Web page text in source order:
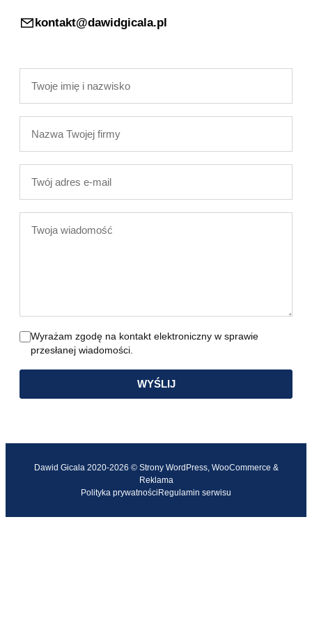
kontakt@dawidgicala.pl
nazwisko
mail
wiadomość
Wyrażam zgodę na kontakt elektroniczny w sprawie
przesłanej wiadomości.
WYŚLIJ
Dawid Gicala 2020-2026 © Strony WordPress, WooCommerce &
Reklama
Polityka prywatnościRegulamin serwisu